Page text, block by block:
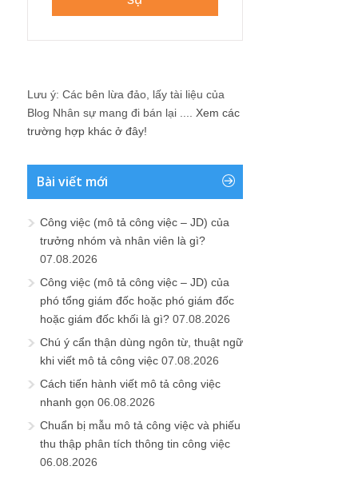
Lưu ý: Các bên lừa đảo, lấy tài liệu của
Blog Nhân sự mang đi bán lại .... Xem các
trường hợp khác ở đây!
Bài viết mới
Công việc (mô tả công việc – JD) của
trưởng nhóm và nhân viên là gì?
07.08.2026
Công việc (mô tả công việc – JD) của
phó tổng giám đốc hoặc phó giám đốc
hoặc giám đốc khối là gì? 07.08.2026
Chú ý cẩn thận dùng ngôn từ, thuật ngữ
khi viết mô tả công việc 07.08.2026
Cách tiến hành viết mô tả công việc
nhanh gọn 06.08.2026
Chuẩn bị mẫu mô tả công việc và phiếu
thu thập phân tích thông tin công việc
06.08.2026